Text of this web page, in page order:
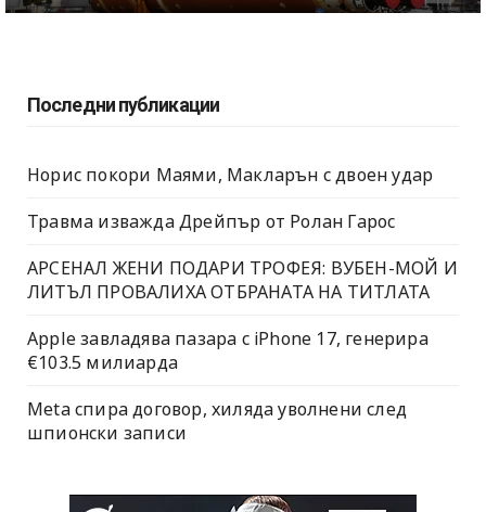
Последни публикации
Норис покори Маями, Макларън с двоен удар
Травма изважда Дрейпър от Ролан Гарос
АРСЕНАЛ ЖЕНИ ПОДАРИ ТРОФЕЯ: ВУБЕН-МОЙ И
ЛИТЪЛ ПРОВАЛИХА ОТБРАНАТА НА ТИТЛАТА
Apple завладява пазара с iPhone 17, генерира
€103.5 милиарда
Meta спира договор, хиляда уволнени след
шпионски записи